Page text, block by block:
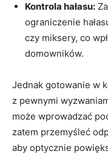
Kontrola hałasu:
ograniczenie
czy miksery, co
domowników.
Jednak gotowanie w
z pewnymi
może wprowadzać
zatem przemyśleć
aby optycznie